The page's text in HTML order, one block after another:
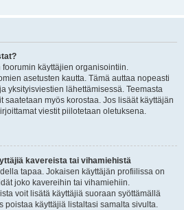
käyttäjien organisointiin.
asetusten kautta. Tämä auttaa nopeasti
yksityisviestien lähettämisessä. Teemasta
myös korostaa. Jos lisäät käyttäjän
viestit piilotetaan oletuksena.
kavereista tai vihamiehistä
tapaa. Jokaisen käyttäjän profiilissa on
joko kavereihin tai vihamiehiin.
voit lisätä käyttäjiä suoraan syöttämällä
poistaa käyttäjiä listaltasi samalta sivulta.